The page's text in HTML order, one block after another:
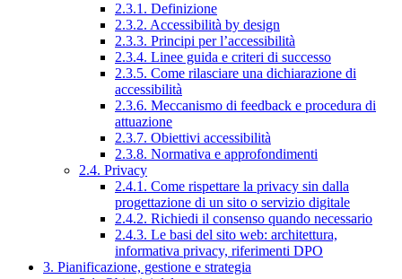
2.3.1. Definizione
2.3.2. Accessibilità by design
2.3.3. Principi per l’accessibilità
2.3.4. Linee guida e criteri di successo
2.3.5. Come rilasciare una dichiarazione di
accessibilità
2.3.6. Meccanismo di feedback e procedura di
attuazione
2.3.7. Obiettivi accessibilità
2.3.8. Normativa e approfondimenti
2.4. Privacy
2.4.1. Come rispettare la privacy sin dalla
progettazione di un sito o servizio digitale
2.4.2. Richiedi il consenso quando necessario
2.4.3. Le basi del sito web: architettura,
informativa privacy, riferimenti DPO
3. Pianificazione, gestione e strategia